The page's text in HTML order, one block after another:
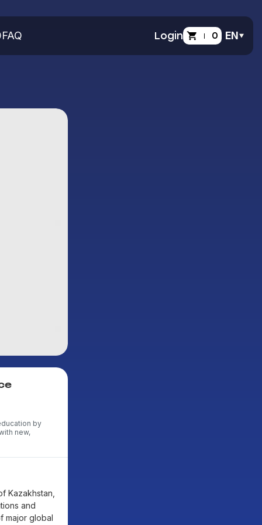
FAQ Login 0 EN
by
new,
Kazakhstan,
and
major global